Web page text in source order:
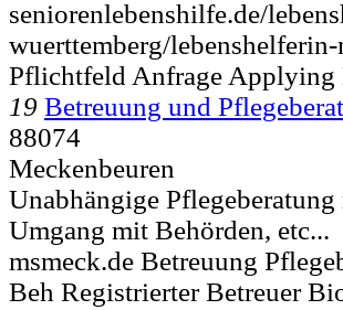
seniorenlebenshilfe.de/
wuerttemberg/
Pflichtfeld Anfrage Applying
19 Betreuung und
88074
Meckenbeuren
Unabhängige
Umgang mit Behörden, etc...
msmeck.de Betreuung
Beh Registrierter Betreuer